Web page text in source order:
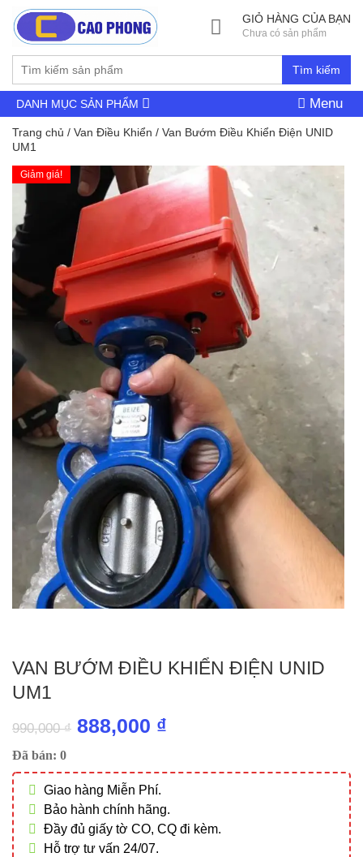
Tìm kiếm
GIỎ HÀNG CỦA BẠN
Chưa có sản phẩm
DANH MỤC SẢN PHẨM Menu
Trang chủ / Van Điều Khiển / Van Bướm Điều Khiển Điện UNID
UM1
Giảm giá!
VAN BƯỚM ĐIỀU KHIỂN ĐIỆN UNID
UM1
990,000₫ Giá
là:
990,000 ₫.
888,000 ₫
tại
888,000 ₫.
Đã bán: 0
Giao hàng Miễn Phí.
Bảo hành chính hãng.
Đầy đủ giấy tờ CO, CQ đi kèm.
Hỗ trợ tư vấn 24/07.